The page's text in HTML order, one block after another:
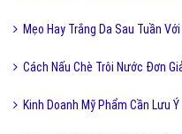
Mẹo Hay Trắng Da Sau Tuần
Cách Nấu Chè Trôi Nước Đơn
Kinh Doanh Mỹ Phẩm Cần Lưu